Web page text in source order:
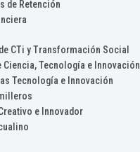
de Retención
CTi y Transformación Social
Ciencia, Tecnología e Innovación
Tecnología e Innovación
e Innovador